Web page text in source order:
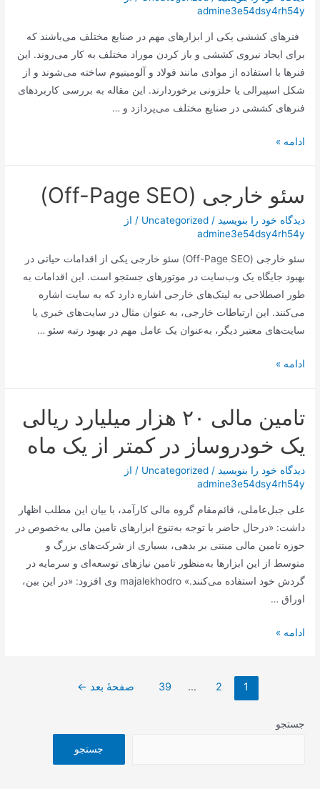
امروز
به
پایان
می‌رسد
admine3e54dsy4rh54y
فنرهای کششی یکی از ابزارهای مهم در صنایع مختلف می‌باشند که
برای ایجاد نیروی کششی و باز کردن موراد مختلف به کار می‌روند. این
فنرها با استفاده از موادی مانند فولاد و آلومینیوم ساخته می‌شوند و از
شکل اسپیرالی یا حلزونی برخوردارند. این مقاله به بررسی کاربردهای
فنرهای کششی در صنایع مختلف می‌پردازد و …
:
کششی
صنایع
ادامه »
سئو خارجی (Off-Page SEO)
دیدگاه‌ خود را بنویسید /
Uncategorized / از
admine3e54dsy4rh54y
سئو خارجی (Off-Page SEO) سئو خارجی یکی از اقدامات حیاتی در
بهبود جایگاه یک وب‌سایت در موتورهای جستجو است. این اقدامات به
طور اصطلاحی به لینک‌های خارجی اشاره دارد که به سایت اشاره
می‌کنند. این ارتباطات خارجی، به عنوان مثال در سایت‌های خبری یا
سایت‌های معتبر دیگر، به‌عنوان یک عامل مهم در بهبود رتبه سئو …
سئو
Page
SEO)
ادامه »
تامین مالی ۲۰ هزار میلیارد ریالی
یک خودروساز در کمتر از یک ماه
دیدگاه‌ خود را بنویسید /
Uncategorized / از
admine3e54dsy4rh54y
علی جبل‌عاملی، قائم‌مقام گروه مالی کارآمد، با بیان این مطلب اظهار
داشت: «درحال ‌حاضر با توجه به‌تنوع ابزارهای تامین مالی به‌خصوص در
حوزه تامین مالی مبتنی بر بدهی، بسیاری از شرکت‌های بزرگ و
متوسط از این ابزارها به‌منظور تامین نیازهای توسعه‌ای و سرمایه در
گردش خود استفاده می‌کنند.» majalekhodro وی افزود: «در این بین،
اوراق …
تامین
ریالی
ادامه »
1
2
…
39 صفحهٔ بعد ←
جستجو
جستجو